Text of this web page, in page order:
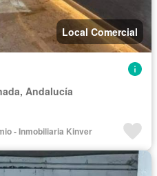
Local Comercial
Andalucía
- Inmobiliaria Kinver